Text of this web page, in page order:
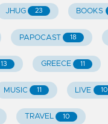
JHUG 23 BOOKS
PAPOCAST 18
13 GREECE 11
MUSIC 11 LIVE 10
TRAVEL 10